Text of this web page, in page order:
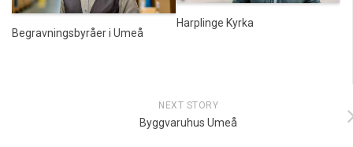
Begravningsbyråer i Umeå
Harplinge Kyrka
NEXT STORY
Byggvaruhus Umeå